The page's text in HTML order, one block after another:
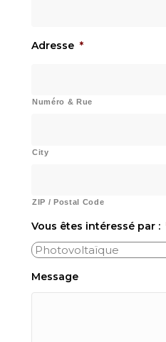
Adresse *
Numéro & Rue
City
ZIP / Postal Code
Vous êtes intéressé par :
Message